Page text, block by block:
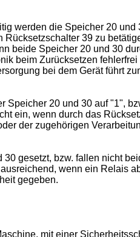
werden die Speicher 20 und
39 zu
beide Speicher 20 und 30
beim Zurücksetzen
bei dem Gerät führt
20 und 30 auf "1",
ein, wenn durch das
der zugehörigen
gesetzt, bzw. fallen nicht
wenn ein Relais
gegeben.
mit einer